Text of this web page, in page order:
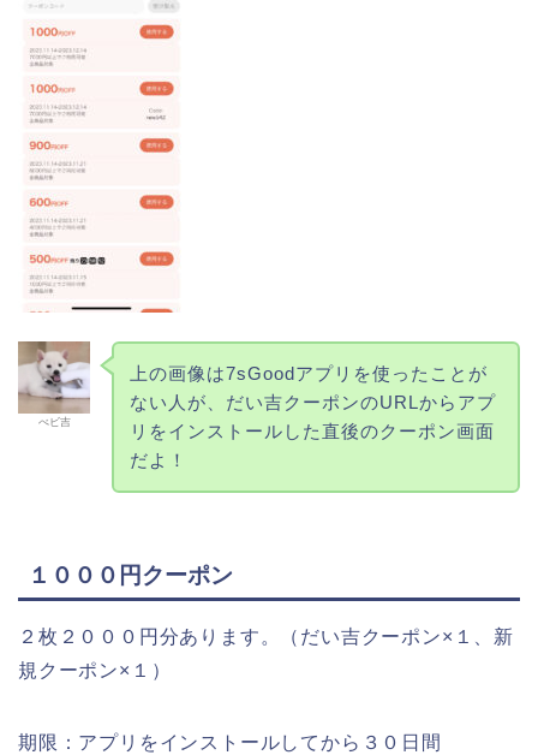
べビ吉
上の画像は7sGoodアプリを使ったことが
ない人が、だい吉クーポンのURLからアプ
リをインストールした直後のクーポン画面
だよ！
１０００円クーポン
２枚２０００円分あります。（だい吉クーポン×１、新
規クーポン×１）
期限：アプリをインストールしてから３０日間